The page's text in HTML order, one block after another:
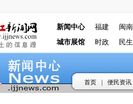
新闻中心 福建 闽南
城市展馆
时政 民生
首页 便民资讯